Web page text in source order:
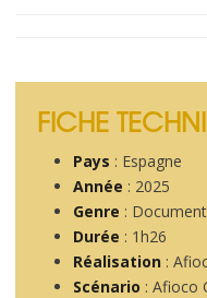
FICHE
Pays : Espagne
Année : 2025
Genre :
Durée : 1h26
Réalisation:
Scénario : Afioco